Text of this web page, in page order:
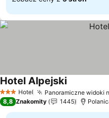
3 Kategoria
Hotel Panoramiczne widoki
Hotel Alpejski
8,8 Znakomity 1445